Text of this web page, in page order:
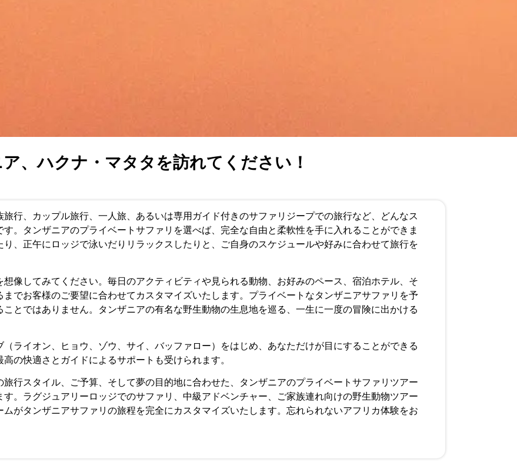
、ハクナ・マタタを訪れてください！
行、カップル旅行、一人旅、あるいは専用ガイド付きのサファリジープでの旅行など、どんなス
。タンザニアのプライベートサファリを選べば、完全な自由と柔軟性を手に入れることができま
、正午にロッジで泳いだりリラックスしたりと、ご自身のスケジュールや好みに合わせて旅行を
像してみてください。毎日のアクティビティや見られる動物、お好みのペース、宿泊ホテル、そ
でお客様のご要望に合わせてカスタマイズいたします。プライベートなタンザニアサファリを予
とではありません。タンザニアの有名な野生動物の生息地を巡る、一生に一度の冒険に出かける
ライオン、ヒョウ、ゾウ、サイ、バッファロー）をはじめ、あなただけが目にすることができる
の快適さとガイドによるサポートも受けられます。
旅行スタイル、ご予算、そして夢の目的地に合わせた、タンザニアのプライベートサファリツアー
。ラグジュアリーロッジでのサファリ、中級アドベンチャー、ご家族連れ向けの野生動物ツアー
がタンザニアサファリの旅程を完全にカスタマイズいたします。忘れられないアフリカ体験をお